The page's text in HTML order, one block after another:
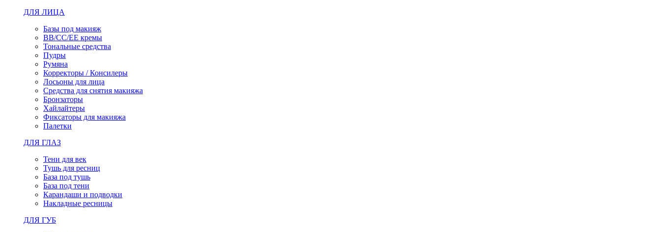
ДЛЯ ЛИЦА
Базы под макияж
BB/CC/EE кремы
Тональные средства
Пудры
Румяна
Корректоры / Консилеры
Лосьоны для лица
Средства для снятия макияжа
Бронзаторы
Хайлайтеры
Фиксаторы для макияжа
Палетки
ДЛЯ ГЛАЗ
Тени для век
Тушь для ресниц
База под тушь
База под тени
Карандаши и подводки
Накладные ресницы
ДЛЯ ГУБ